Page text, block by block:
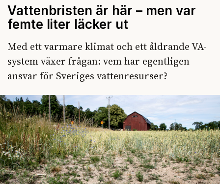
Vattenbristen är här – men var
femte liter läcker ut
Med ett varmare klimat och ett åldrande VA-
system växer frågan: vem har egentligen
ansvar för Sveriges vattenresurser?